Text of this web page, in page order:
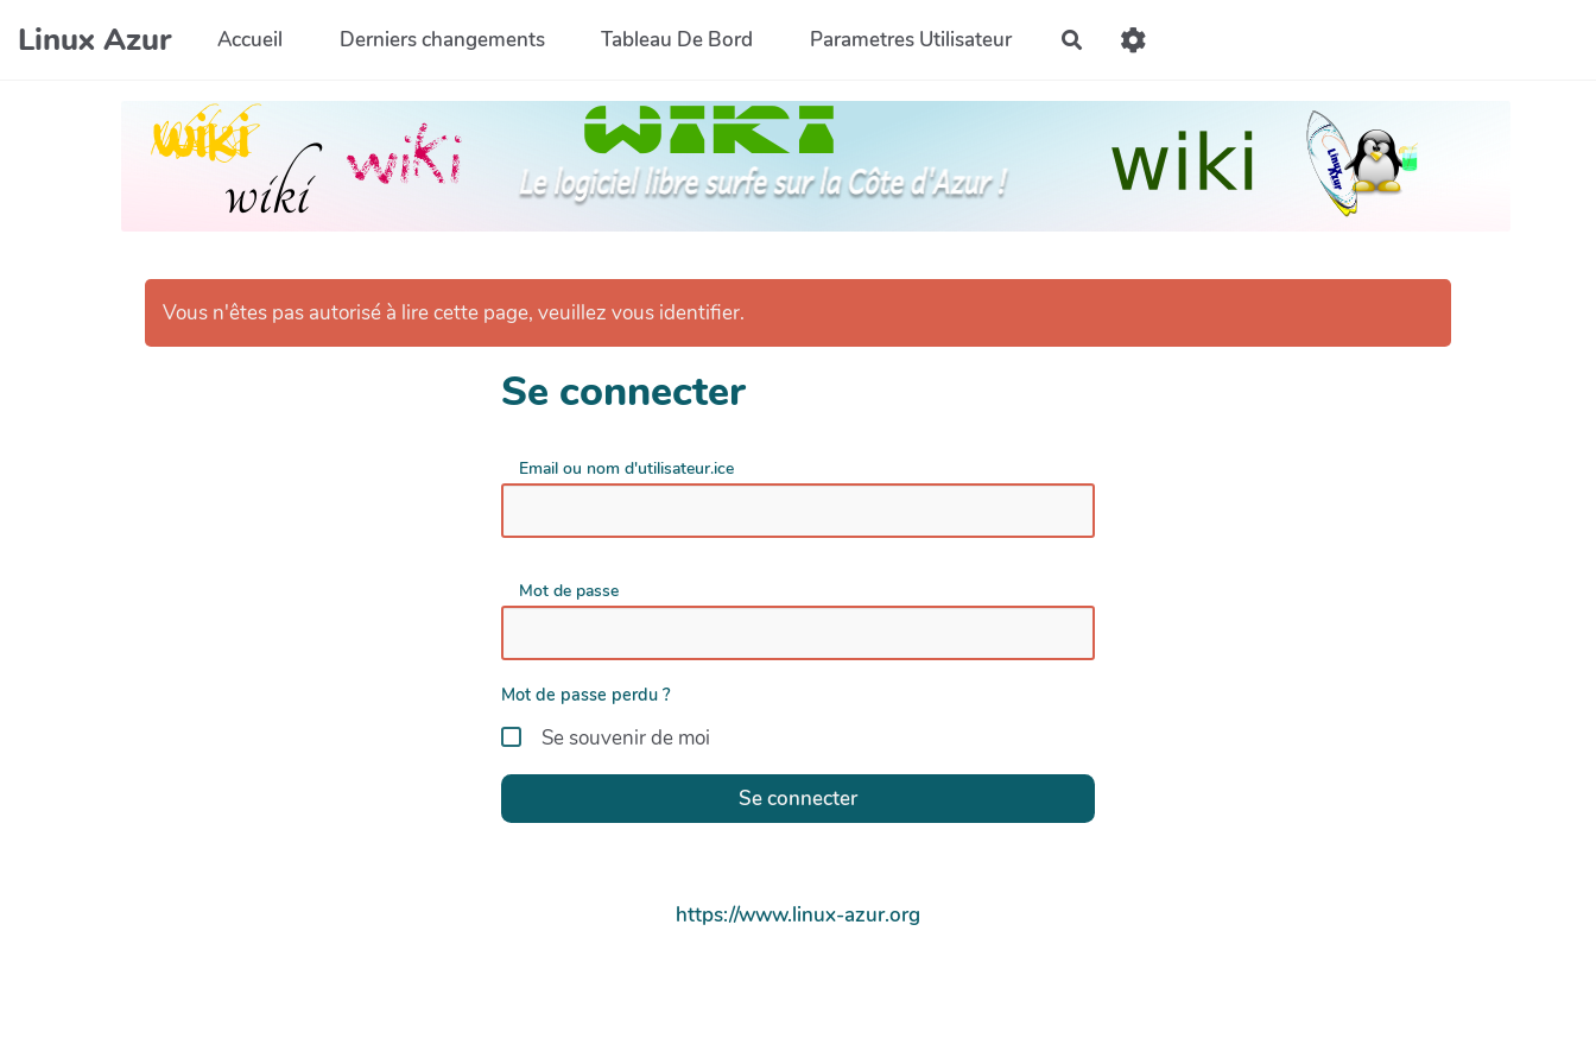
Aller au contenu principal
Linux Azur Accueil Derniers changements Tableau De Bord Parametres Utilisateur Rechercher
Vous n'êtes pas autorisé à lire cette page, veuillez vous identifier.
Se connecter
Email ou nom d'utilisateur.ice
Mot de passe
Mot de passe perdu ?
Se souvenir de moi
Se connecter
https://www.linux-azur.org